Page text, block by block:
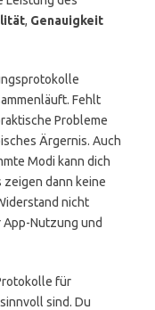
, Genauigkeit
Fehlt
Probleme
Ärgernis. Auch
Modi kann dich
zeigen dann keine
nicht
Nutzung und
für
sind. Du